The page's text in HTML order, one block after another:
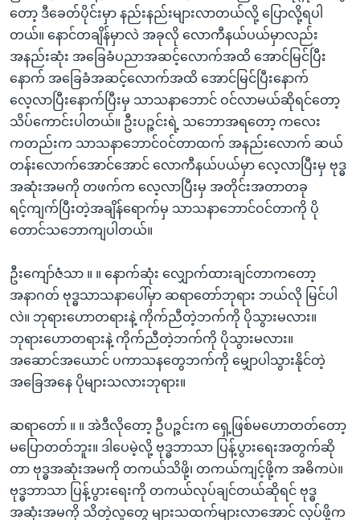
တော့ ဒီခေတ်ပိုင်းမှာ နည်းနည်းများလာတယ်လို့ ပြောလို့ရပါ
တယ်။ နောင်တချိန်မှာလဲ အခုလို လောကီနယ်ပယ်မှာလည်း
အနည်းဆုံး အခြေခံပညာအဆင့်လောက်အထိ အောင်မြင်ပြီး
နောက် အခြေခံအဆင့်လောက်အထိ အောင်မြင်ပြီးနောက်
လေ့လာပြီးနောက်ပြီးမှ သာသနာဘောင် ဝင်လာမယ်ဆိုရင်တော့
သိပ်ကောင်းပါတယ်။ ဦးပဉ္ဇင်းရဲ့ သဘောအရတော့ ကလေး
ကတည်းက သာသနာဘောင်ဝင်တာထက် အနည်းလောက် ဆယ်
တန်းလောက်အောင်အောင် လောကီနယ်ပယ်မှာ လေ့လာပြီးမှ ဗုဒ္ဓ
အဆုံးအမကို တဖက်က လေ့လာပြီးမှ အတိုင်းအတာတခု
ရင့်ကျက်ပြီးတဲ့အချိန်ရောက်မှ သာသနာဘောင်ဝင်တာကို ပို
တောင်သဘောကျပါတယ်။
ဦးကျော်ဇံသာ ။ ။ နောက်ဆုံး လျှောက်ထားချင်တာကတော့
အနာဂတ် ဗုဒ္ဓသာသနာပေါ်မှာ ဆရာတော်ဘုရား ဘယ်လို မြင်ပါ
လဲ။ ဘုရားဟောတရားနဲ့ ကိုက်ညီတဲ့ဘက်ကို ပိုသွားမလား။
ဘုရားဟောတရားနဲ့ ကိုက်ညီတဲ့ဘက်ကို ပိုသွားမလား။
အဆောင်အယောင် ပကာသနတွေဘက်ကို မျှောပါသွားနိုင်တဲ့
အခြေအနေ ပိုများသလားဘုရား။
ဆရာတော် ။ ။ အဲဒီလိုတော့ ဦပဉ္ဇင်းက ရှေ့ဖြစ်မဟောတတ်တော့
မပြောတတ်ဘူး။ ဒါပေမဲ့လို့ ဗုဒ္ဓဘာသာ ပြန့်ပွားရေးအတွက်ဆို
တာ ဗုဒ္ဓအဆုံးအမကို တကယ်သိဖို့၊ တကယ်ကျင့်ဖို့က အဓိကပဲ။
ဗုဒ္ဓဘာသာ ပြန့်ပွားရေးကို တကယ်လုပ်ချင်တယ်ဆိုရင် ဗုဒ္ဓ
အဆုံးအမကို သိတဲ့လူတွေ များသထက်များလာအောင် လုပ်ဖို့က